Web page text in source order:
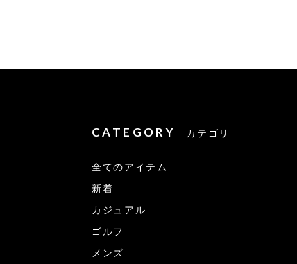
CATEGORY カテゴリ
全てのアイテム
新着
カジュアル
ゴルフ
メンズ